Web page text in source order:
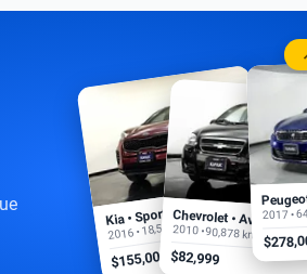
Kia • Sportage EX
2016 • 18,500 km
$155,000
Chevrolet • Aveo
2010 • 90,878 km
$82,999
2017 •